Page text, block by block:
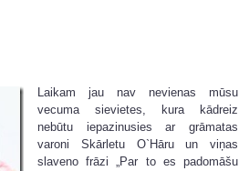
Laikam jau nav nevienas mūsu
vecuma sievietes, kura kādreiz
nebūtu iepazinusies ar grāmatas
varoni Skārletu O`Hāru un viņas
slaveno frāzi „Par to es padomāšu